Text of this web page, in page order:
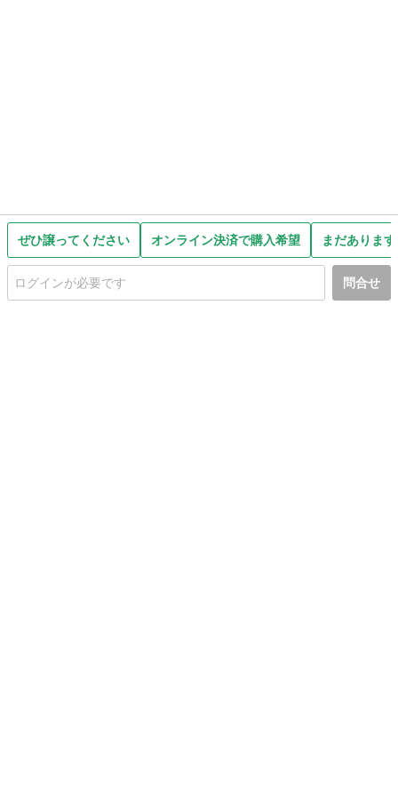
ぜひ譲ってください オンライン決済で購入希望 まだありま
問合せ